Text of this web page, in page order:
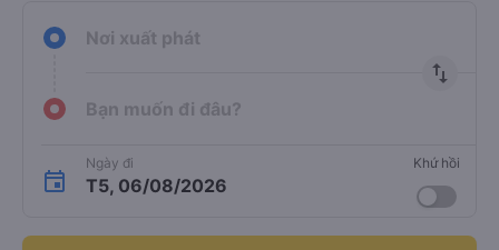
Nơi xuất phát
import_export
Bạn muốn đi đâu?
Ngày đi
T5, 06/08/2026
Khứ hồi